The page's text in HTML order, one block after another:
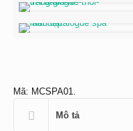
Mã: MCSPA01.
Mô tả